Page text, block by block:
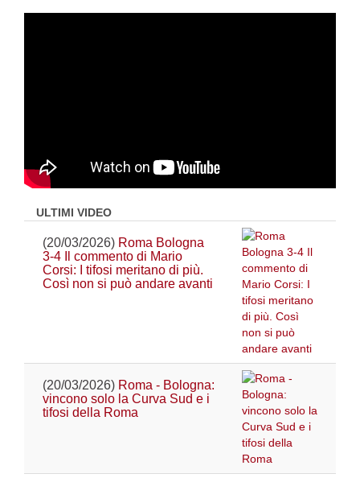
ULTIMI VIDEO
(20/03/2026) Roma Bologna
3-4 Il commento di Mario
Corsi: I tifosi meritano di più.
Così non si può andare avanti
(20/03/2026) Roma - Bologna:
vincono solo la Curva Sud e i
tifosi della Roma